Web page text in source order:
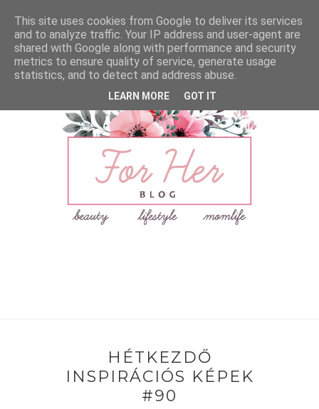
HÉTKEZDŐ
INSPIRÁCIÓS KÉPEK
#90
This site uses cookies from Google to deliver its services
and to analyze traffic. Your IP address and user-agent are
shared with Google along with performance and security
metrics to ensure quality of service, generate usage
statistics, and to detect and address abuse.
LEARN MORE GOT IT